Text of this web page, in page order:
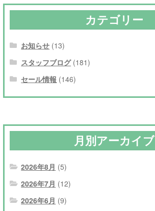
カテゴリー
お知らせ (13)
スタッフブログ(181)
セール情報 (146)
月別アーカイブ
2026年8月 (5)
2026年7月 (12)
2026年6月 (9)